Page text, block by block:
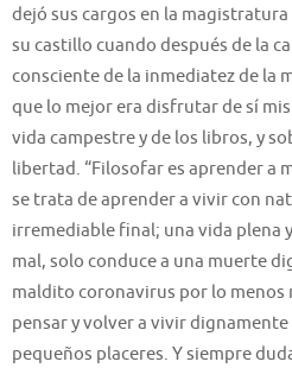
dejó sus cargos en la
su castillo cuando después de la
consciente de la inmediatez de la
que lo mejor era disfrutar de sí
vida campestre y de los libros, y
libertad. “Filosofar es aprender a
se trata deaprender a vivir con
irremediable final; una vida plena y
mal, solo conduce a una muerte
maldito coronavirus por lo menos
pensaryvolver a vivir dignamente
pequeños placeres. Ysiempre